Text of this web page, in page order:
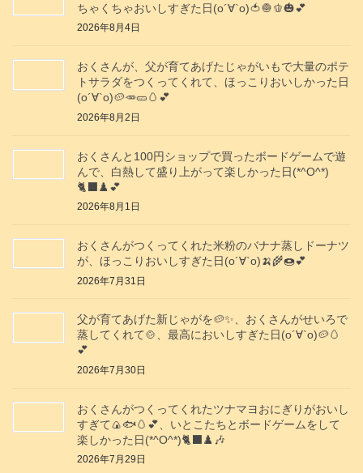
ちゃくちゃおいしすぎた日(о´∀`о)🍅🧅🫑🎃💕
2026年8月4日
おくさんが、父が育てあげたじゃがいもで大量のポテ
トサラダをつくってくれて、ほっこりおいしかった日
(о´∀`о)🥔🥕🥒🥚💕
2026年8月2日
おくさんと100円ショップで買ったボードゲームで遊
んで、白熱して盛り上がって楽しかった日(*^O^*)
🐈‍⬛♟️💕
2026年8月1日
おくさんがつくってくれた米粉のバナナ蒸しドーナツ
が、ほっこりおいしすぎた日(о´∀`о)🍌🌾🍩💕
2026年7月31日
父が育てあげた新じゃがを🥔✨️、おくさんがせいろで
蒸してくれて🍲、最高においしすぎた日(о´∀`о)🥔🥚
💕
2026年7月30日
おくさんがつくってくれたツナマヨおにぎりがおいし
すぎて🍙🐟️🥚💕、いとこたちとボードゲームをして
楽しかった日(*^O^*)🐈‍⬛♟️🎶
2026年7月29日